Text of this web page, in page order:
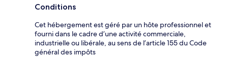
Conditions
Cet hébergement est géré par un hôte professionnel et
fourni dans le cadre d’une activité commerciale,
industrielle ou libérale, au sens de l’article 155 du Code
général des impôts